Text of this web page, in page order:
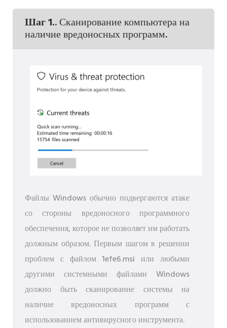
Шаг 1.. Сканирование компьютера на
наличие вредоносных программ.
Файлы Windows обычно подвергаются атаке
со стороны вредоносного программного
обеспечения, которое не позволяет им работать
должным образом. Первым шагом в решении
проблем с файлом 1efe6.msi или любыми
другими системными файлами Windows
должно быть сканирование системы на
наличие вредоносных программ с
использованием антивирусного инструмента.